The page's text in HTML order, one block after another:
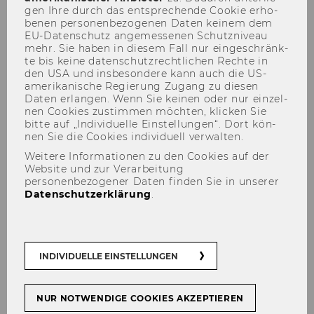
Tracks
Der Inhalt dieser Seite ist aktuell nur auf
Englisch verfügbar.
Track 1 (Planning) teaching
AI is increasingly becoming a valuable
gen Ihre durch das ent­spre­chen­de Coo­kie er­ho­
be­nen per­so­nen­be­zo­ge­nen Daten kei­nem dem
EU-​Datenschutz an­ge­mes­se­nen Schutz­ni­veau
mehr. Sie haben in die­sem Fall nur ein­ge­schränk­
te bis keine da­ten­schutz­recht­li­chen Rech­te in
den USA und ins­be­son­de­re kann auch die US-​
amerikanische Re­gie­rung Zu­gang zu die­sen
Daten er­lan­gen. Wenn Sie kei­nen oder nur ein­zel­
nen Coo­kies zu­stim­men möch­ten, kli­cken Sie
bitte auf „In­di­vi­du­el­le Ein­stel­lun­gen“. Dort kön­
nen Sie die Coo­kies in­di­vi­du­ell ver­wal­ten.
Weitere Informationen zu den Cookies auf der
Website und zur Verarbeitung
personenbezogener Daten finden Sie in unserer
Datenschutzerklärung.
INDIVIDUELLE EINSTELLUNGEN
NUR NOTWENDIGE COOKIES AKZEPTIEREN